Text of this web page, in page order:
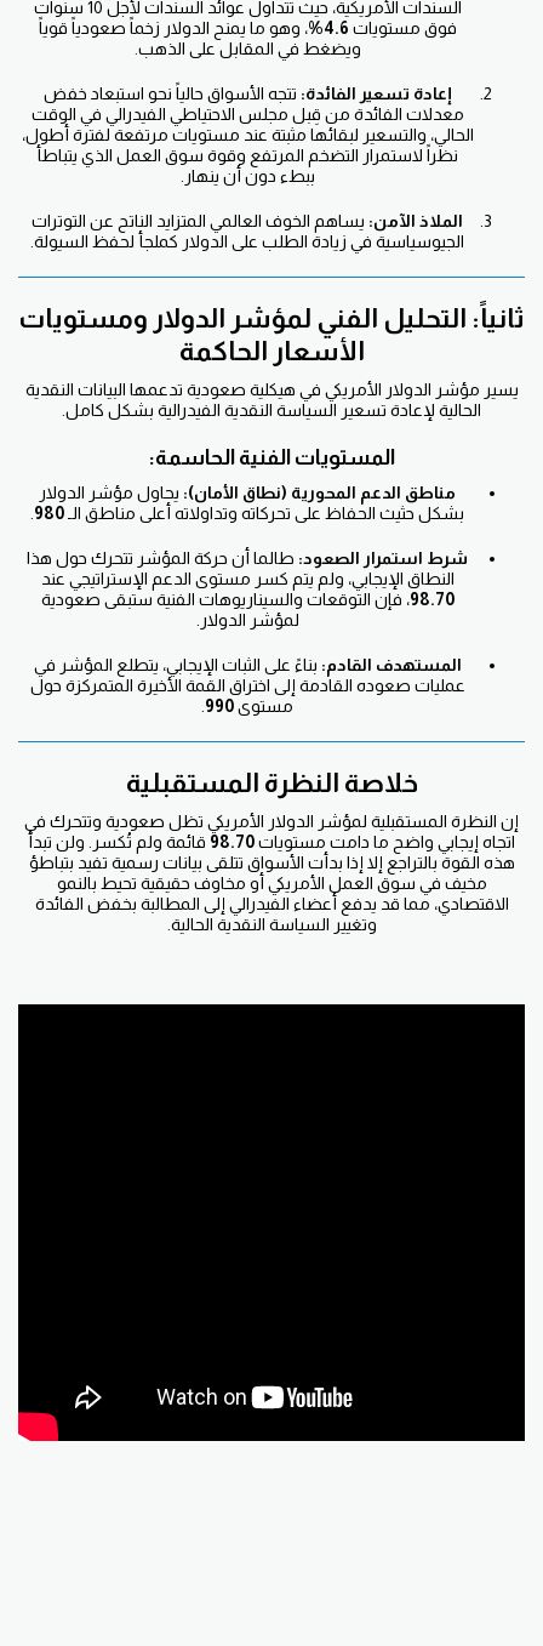
السندات الأمريكية، حيث تتداول عوائد السندات لأجل 10 سنوات
فوق مستويات 4.6%
، وهو ما يمنح الدولار زخماً صعودياً قوياً
ويضغط في المقابل على الذهب.
إعادة تسعير الفائدة: تتجه الأسواق حالياً نحو استبعاد خفض
معدلات الفائدة من قِبل مجلس الاحتياطي الفيدرالي في الوقت
الحالي، والتسعير لبقائها مثبتة عند مستويات مرتفعة لفترة أطول،
نظراً لاستمرار التضخم المرتفع وقوة سوق العمل الذي يتباطأ
ببطء دون أن ينهار.
الملاذ الآمن: يساهم الخوف العالمي المتزايد الناتح عن التوترات
الجيوسياسية في زيادة الطلب على الدولار كملجأ لحفظ السيولة.
ثانياً: التحليل الفني لمؤشر الدولار ومستويات
الأسعار الحاكمة
يسير مؤشر الدولار الأمريكي في هيكلية صعودية تدعمها البيانات النقدية
الحالية لإعادة تسعير السياسة النقدية الفيدرالية بشكل كامل.
المستويات الفنية الحاسمة:
مناطق الدعم المحورية (نطاق الأمان): يحاول مؤشر الدولار
بشكل حثيث الحفاظ على تحركاته وتداولاته أعلى مناطق الـ 980
شرط استمرار الصعود: طالما أن حركة المؤشر تتحرك حول هذا
النطاق الإيجابي، ولم يتم كسر مستوى الدعم الإستراتيجي عند
98.70، فإن التوقعات والسيناريوهات الفنية ستبقى صعودية
لمؤشر الدولار.
المستهدف القادم: بناءً على الثبات الإيجابي، يتطلع المؤشر في
عمليات صعوده القادمة إلى اختراق القمة الأخيرة المتمركزة حول
مستوى990
خلاصة النظرة المستقبلية
إن النظرة المستقبلية لمؤشر الدولار الأمريكي تظل صعودية وتتحرك في
اتجاه إيجابي واضح ما دامت مستويات98.70 قائمة ولم تُكسر. ولن تبدأ
هذه القوة بالتراجع إلا إذا بدأت الأسواق تتلقى بيانات رسمية تفيد بتباطؤ
مخيف في سوق العمل الأمريكي أو مخاوف حقيقية تحيط بالنمو
الاقتصادي، مما قد يدفع أعضاء الفيدرالي إلى المطالبة بخفض الفائدة
وتغيير السياسة النقدية الحالية.